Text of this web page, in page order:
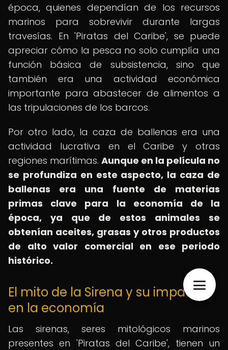
época, quienes dependían de los recursos
marinos para sobrevivir durante largas
travesías. En 'Piratas del Caribe', se puede
apreciar cómo la pesca no solo cumplía una
función básica de subsistencia, sino que
también era una actividad económica
importante para abastecer de alimentos a
las tripulaciones de los barcos.
Por otro lado, la caza de ballenas era una
actividad lucrativa en el Caribe y otras
regiones marítimas. Aunque en la película no
se profundiza en este aspecto, la caza de
ballenas era una fuente de materias
primas clave para la economía de la
época, ya que de estos animales se
obtenían aceites, grasas y otros productos
de alto valor comercial en ese periodo
histórico.
El mito de la Sirena y su impacto
en la economía
Las sirenas, seres mitológicos marinos
presentes en 'Piratas del Caribe', tienen un